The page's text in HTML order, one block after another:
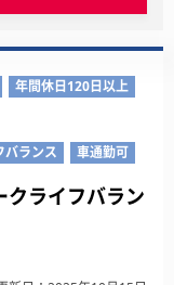
年間休日120日以上
バランス 車通勤可
クライフバラン